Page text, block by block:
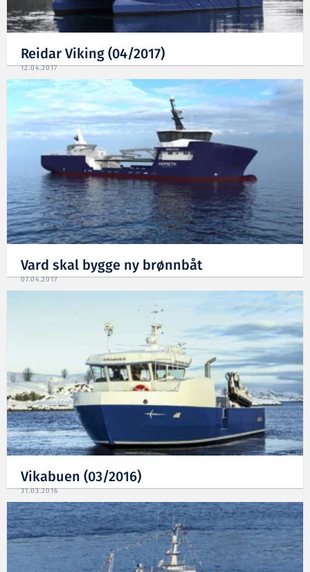
Reidar Viking (04/2017)
12.04.2017
Vard skal bygge ny brønnbåt
07.04.2017
Vikabuen (03/2016)
31.03.2016